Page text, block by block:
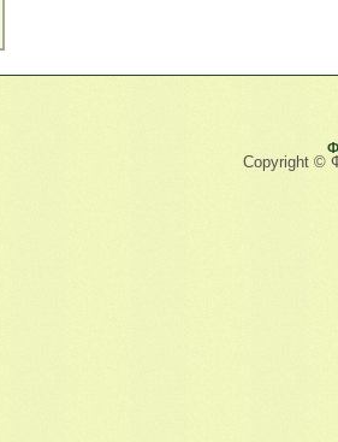
Copyright ©